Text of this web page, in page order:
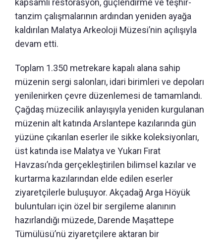
kapsamlı restorasyon, güçlendirme ve teşhir-
tanzim çalışmalarının ardından yeniden ayağa
kaldırılan Malatya Arkeoloji Müzesi’nin açılışıyla
devam etti.
Toplam 1.350 metrekare kapalı alana sahip
müzenin sergi salonları, idari birimleri ve depoları
yenilenirken çevre düzenlemesi de tamamlandı.
Çağdaş müzecilik anlayışıyla yeniden kurgulanan
müzenin alt katında Arslantepe kazılarında gün
yüzüne çıkarılan eserler ile sikke koleksiyonları,
üst katında ise Malatya ve Yukarı Fırat
Havzası’nda gerçekleştirilen bilimsel kazılar ve
kurtarma kazılarından elde edilen eserler
ziyaretçilerle buluşuyor. Akçadağ Arga Höyük
buluntuları için özel bir sergileme alanının
hazırlandığı müzede, Darende Maşattepe
Tümülüsü’nü ziyaretçilere aktaran bir